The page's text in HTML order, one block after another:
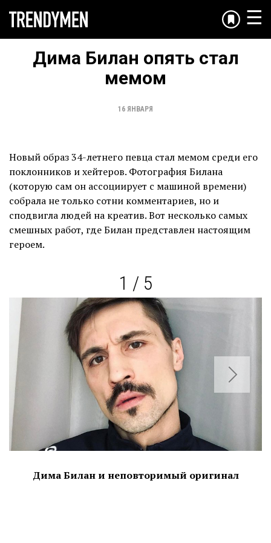
☰
Дима Билан опять стал
мемом
16 ЯНВАРЯ
Новый образ 34-летнего певца стал мемом среди его
поклонников и хейтеров. Фотография Билана
(которую сам он ассоциирует с машиной времени)
собрала не только сотни комментариев, но и
сподвигла людей на креатив. Вот несколько самых
смешных работ, где Билан представлен настоящим
героем.
1 / 5
Дима Билан и неповторимый оригинал